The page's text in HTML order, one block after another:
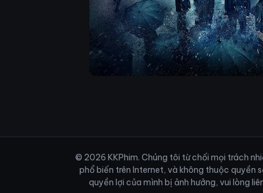
© 2026 KKPhim. Chúng tôi từ chối mọi trách
phổ biến trên Internet, và không thuộc quyền
quyền lợi của mình bị ảnh hưởng, vui lòng